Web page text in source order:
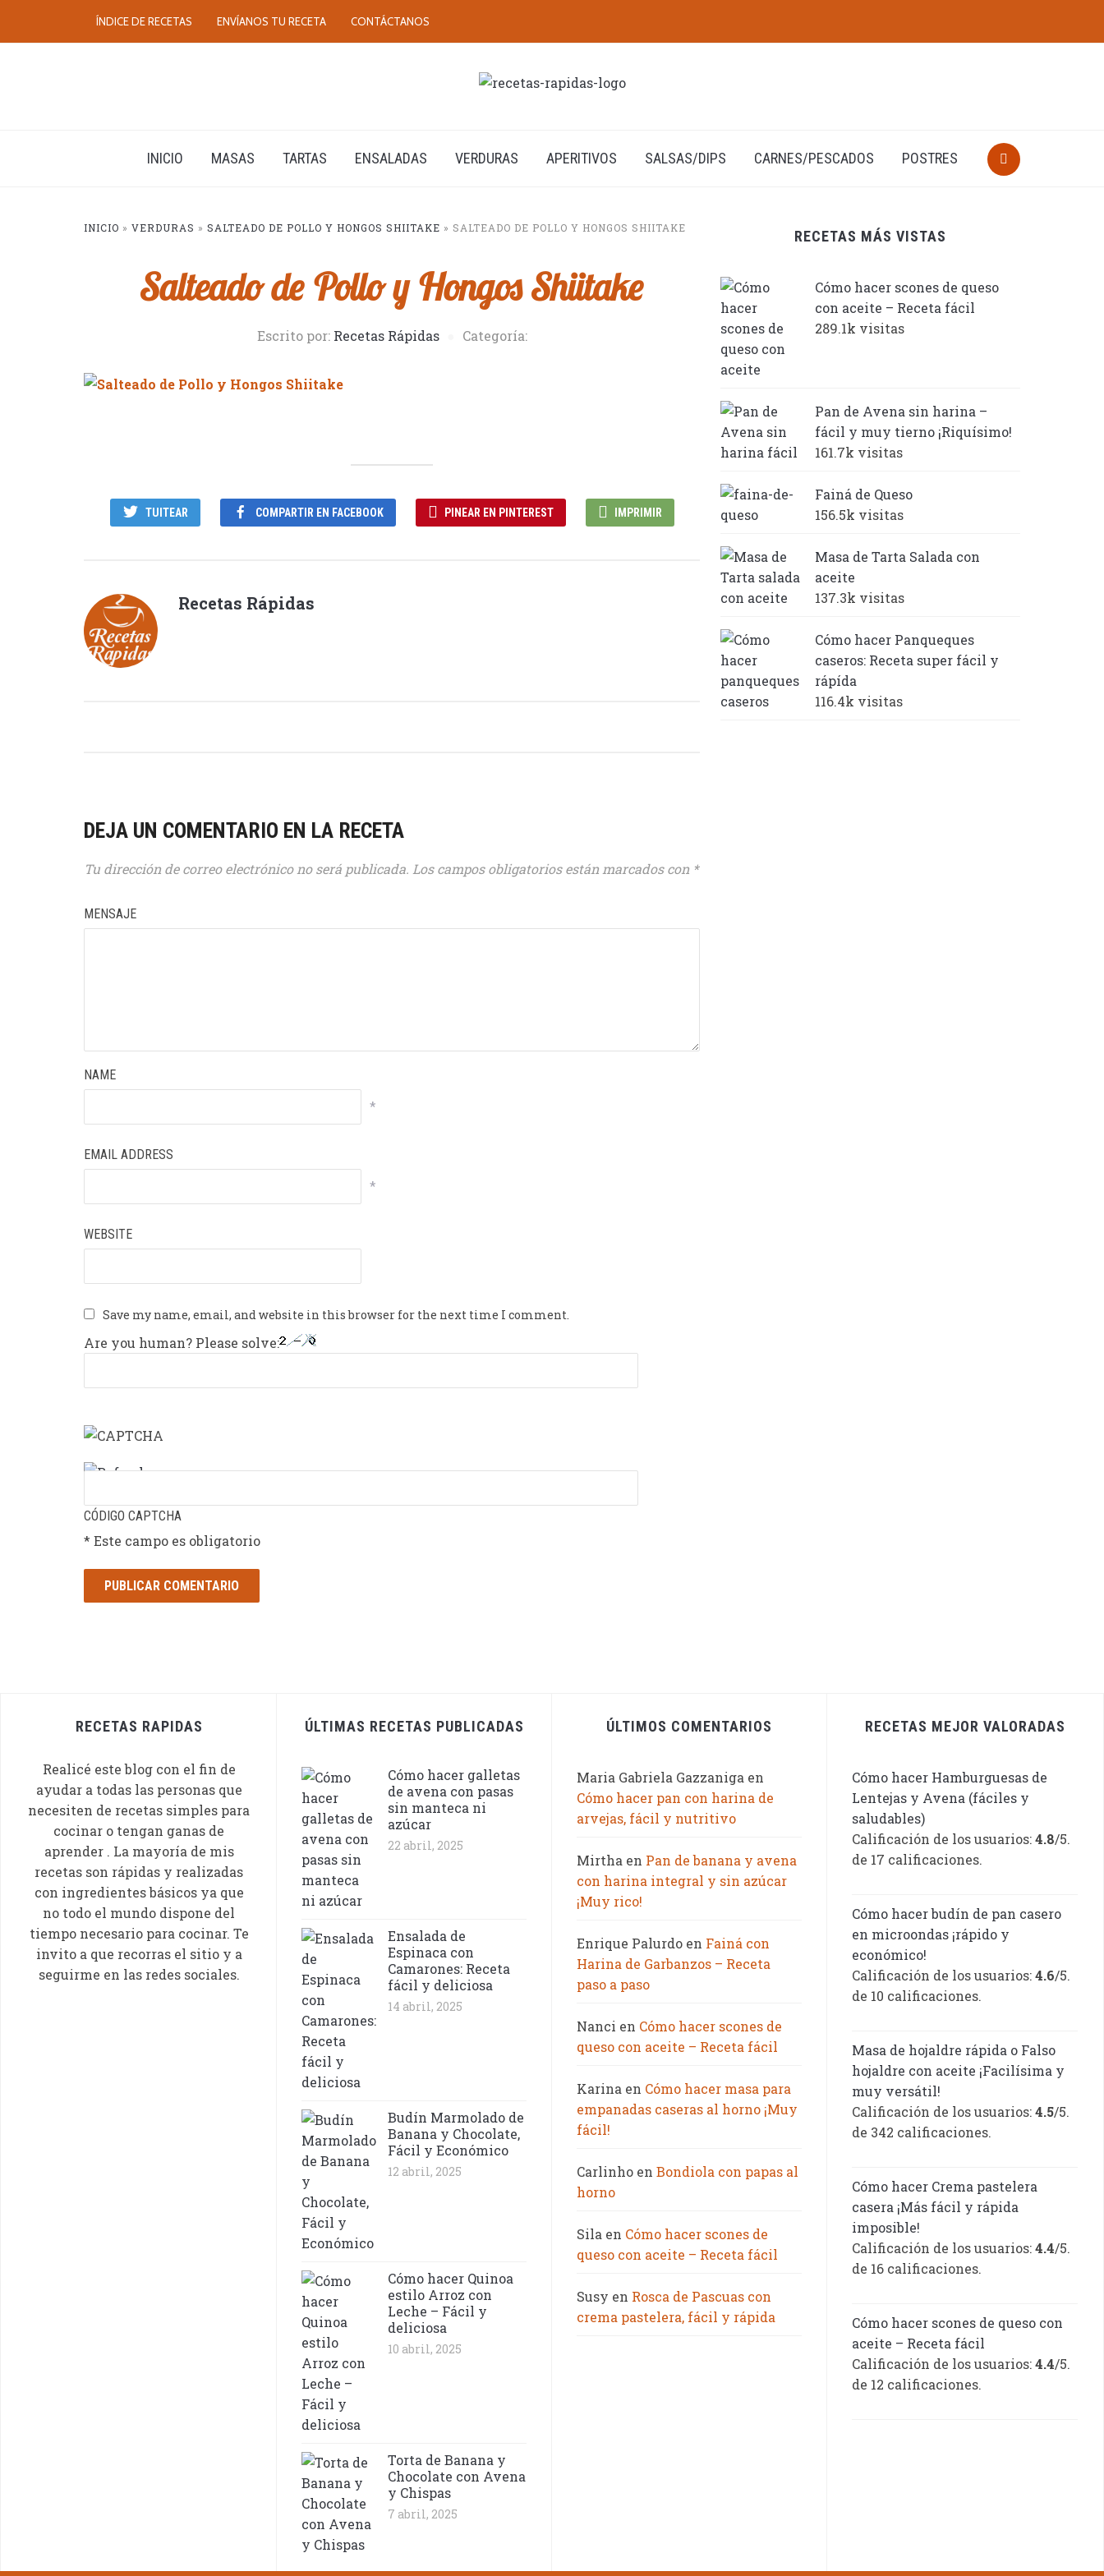
ÍNDICE DE RECETAS ENVÍANOS TU RECETA CONTÁCTANOS
INICIO MASAS TARTAS ENSALADAS VERDURAS APERITIVOS SALSAS/DIPS CARNES/PESCADOS POSTRES
INICIO » VERDURAS » SALTEADO DE POLLO Y HONGOS SHIITAKE » SALTEADO DE POLLO Y HONGOS SHIITAKE
Salteado de Pollo y Hongos Shiitake
Escrito por: Recetas Rápidas Categoría:
TUITEAR COMPARTIR EN FACEBOOK PINEAR EN PINTEREST IMPRIMIR
Recetas Rápidas
DEJA UN COMENTARIO EN LA RECETA
Tu dirección de correo electrónico no será publicada. Los campos obligatorios están marcados con *
MENSAJE
NAME
*
EMAIL ADDRESS
*
WEBSITE
Save my name, email, and website in this browser for the next time I comment.
Are you human? Please solve:
CÓDIGO CAPTCHA
* Este campo es obligatorio
RECETAS MÁS VISTAS
Cómo hacer scones de queso
con aceite – Receta fácil
289.1k visitas
Pan de Avena sin harina –
fácil y muy tierno ¡Riquísimo!
161.7k visitas
Fainá de Queso
156.5k visitas
Masa de Tarta Salada con
aceite
137.3k visitas
Cómo hacer Panqueques
caseros: Receta super fácil y
rápída
116.4k visitas
RECETAS RAPIDAS
Realicé este blog con el fin de
ayudar a todas las personas que
necesiten de recetas simples para
cocinar o tengan ganas de
aprender . La mayoría de mis
recetas son rápidas y realizadas
con ingredientes básicos ya que
no todo el mundo dispone del
tiempo necesario para cocinar. Te
invito a que recorras el sitio y a
seguirme en las redes sociales.
ÚLTIMAS RECETAS PUBLICADAS
Cómo hacer galletas
de avena con pasas
sin manteca ni
azúcar
22 abril, 2025
Ensalada de
Espinaca con
Camarones: Receta
fácil y deliciosa
14 abril, 2025
Budín Marmolado de
Banana y Chocolate,
Fácil y Económico
12 abril, 2025
Cómo hacer Quinoa
estilo Arroz con
Leche – Fácil y
deliciosa
10 abril, 2025
Torta de Banana y
Chocolate con Avena
y Chispas
7 abril, 2025
ÚLTIMOS COMENTARIOS
Maria Gabriela Gazzaniga en
Cómo hacer pan con harina de
arvejas, fácil y nutritivo
Mirtha en Pan de banana y avena
con harina integral y sin azúcar
¡Muy rico!
Enrique Palurdo en Fainá con
Harina de Garbanzos – Receta
paso a paso
Nanci en Cómo hacer scones de
queso con aceite – Receta fácil
Karina en Cómo hacer masa para
empanadas caseras al horno ¡Muy
fácil!
Carlinho en Bondiola con papas al
horno
Sila en Cómo hacer scones de
queso con aceite – Receta fácil
Susy en Rosca de Pascuas con
crema pastelera, fácil y rápida
RECETAS MEJOR VALORADAS
Cómo hacer Hamburguesas de
Lentejas y Avena (fáciles y
saludables)
Calificación de los usuarios:4.8/5.
de 17 calificaciones.
Cómo hacer budín de pan casero
en microondas ¡rápido y
económico!
Calificación de los usuarios:4.6/5.
de 10 calificaciones.
Masa de hojaldre rápida o Falso
hojaldre con aceite ¡Facilísima y
muy versátil!
Calificación de los usuarios:4.5/5.
de 342 calificaciones.
Cómo hacer Crema pastelera
casera ¡Más fácil y rápida
imposible!
Calificación de los usuarios:4.4/5.
de 16 calificaciones.
Cómo hacer scones de queso con
aceite – Receta fácil
Calificación de los usuarios:4.4/5.
de 12 calificaciones.